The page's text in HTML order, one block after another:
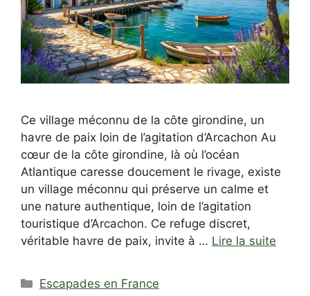
Ce village méconnu de la côte girondine, un
havre de paix loin de l’agitation d’Arcachon Au
cœur de la côte girondine, là où l’océan
Atlantique caresse doucement le rivage, existe
un village méconnu qui préserve un calme et
une nature authentique, loin de l’agitation
touristique d’Arcachon. Ce refuge discret,
véritable havre de paix, invite à … Lire la suite
Catégories
Escapades en France